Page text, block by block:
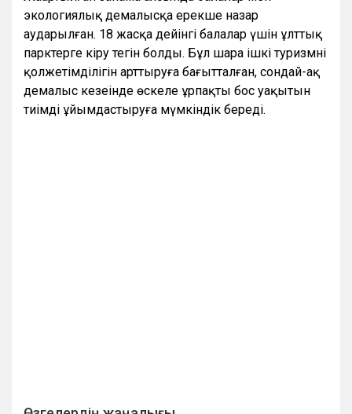
экологиялық демалысқа ерекше назар
аударылған. 18 жасқа дейінгі балалар үшін ұлттық
парктерге кіру тегін болды. Бұл шара ішкі туризмнің
қолжетімділігін арттыруға бағытталған, сондай-ақ
демалыс кезеңінде өскелең ұрпақтың бос уақытын
тиімді ұйымдастыруға мүмкіндік береді.